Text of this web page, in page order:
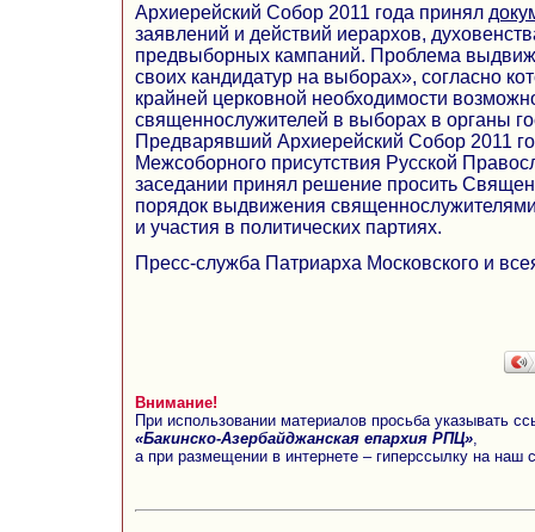
Архиерейский Собор 2011 года принял
заявлений и действий иерархов,
предвыборных кампаний. Проблема
своих кандидатур на выборах», согласно
крайней церковной необходимости
священнослужителей в выборах в органы
Предварявший Архиерейский Собор 2011
Межсоборного присутствия Русской
заседании принял решение просить
порядок выдвижения
и участия в политических партиях.
Пресс-служба Патриарха Московского и
Внимание!
При использовании материалов просьба указывать
«Бакинско-Азербайджанская епархия РПЦ»
а при размещении в интернете – гиперссылку на наш